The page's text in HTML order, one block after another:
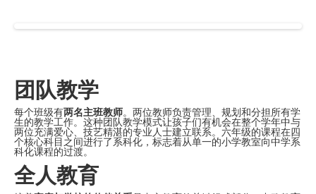
团队教学
每个班级有两名主班教师。两位教师负责管理、规划和分担所有学
生的教学工作。这种团队教学模式让孩子们有机会在整个学年中与
两位充满爱心、技艺精湛的专业人士建立联系。六年级的课程在四
个核心科目之间进行了系科化，标志着从单一的小学教室向中学系
科化课程的过渡。
全人教育